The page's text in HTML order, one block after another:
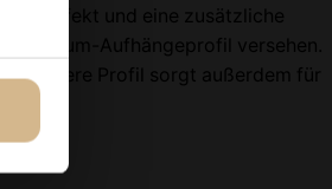
Effekt und eine zusätzliche
Aufhängeprofil versehen.
hintere Profil sorgt außerdem für